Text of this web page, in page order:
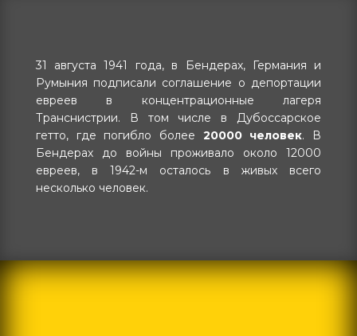
31 августа 1941 года, в Бендерах, Германия и
Румыния подписали соглашение о депортации
евреев в концентрационные лагеря
Транснистрии. В том числе в Дубоссарское
гетто, где погибло более 20000 человек. В
Бендерах до войны проживало около 12000
евреев, в 1942-м осталось в живых всего
несколько человек.